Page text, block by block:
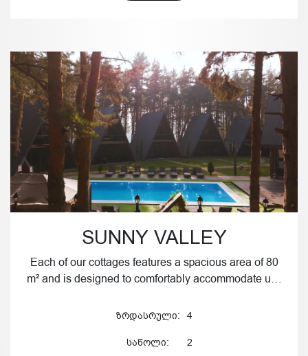
SUNNY VALLEY
Each of our cottages features a spacious area of 80
m² and is designed to comfortably accommodate u…
ზრდასრული: 4
საწოლი: 2